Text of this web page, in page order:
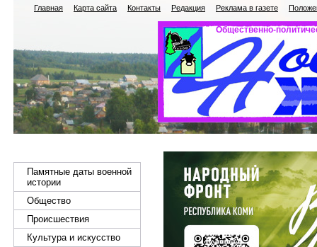
Главная Карта сайта Контакты Редакция Реклама в газете
Общественно-
Памятные даты военной
истории
Общество
Происшествия
Культура и искусство